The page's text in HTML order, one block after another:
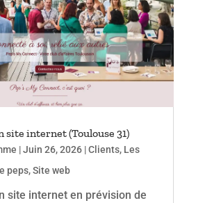
site internet (Toulouse 31)
|Juin 26, 2026|Clients, Les
peps,Site web
site internet en prévision de